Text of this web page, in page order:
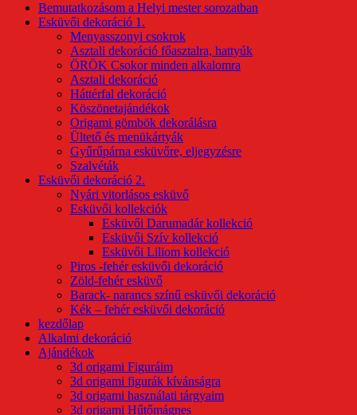
Bemutatkozásom a Helyi mester sorozatban
Esküvői dekoráció 1.
Menyasszonyi csokrok
Asztali dekoráció főasztalra, hattyúk
ÖRÖK Csokor minden alkalomra
Asztali dekoráció
Háttérfal dekoráció
Köszönetajándékok
Origami gömbök dekorálásra
Ültető és menükártyák
Gyűrűpárna esküvőre, eljegyzésre
Szalvéták
Esküvői dekoráció 2.
Nyári vitorlásos esküvő
Esküvői kollekciók
Esküvői Darumadár kollekció
Esküvői Szív kollekció
Esküvői Liliom kollekció
Piros -fehér esküvői dekoráció
Zöld-fehér esküvő
Barack- narancs színű esküvői dekoráció
Kék – fehér esküvői dekoráció
kezdőlap
Alkalmi dekoráció
Ajándékok
3d origami Figuráim
3d origami figurák kívánságra
3d origami használati tárgyaim
3d origami Hűtőmágnes